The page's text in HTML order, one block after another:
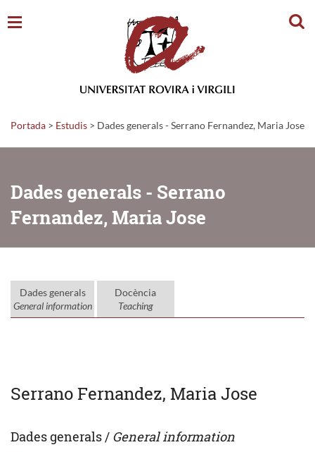
Portada > Estudis > Dades generals - Serrano Fernandez, Maria Jose
Dades generals - Serrano
Fernandez, Maria Jose
Dades generals
General information
Docència
Teaching
Serrano Fernandez, Maria Jose
Dades generals / General information